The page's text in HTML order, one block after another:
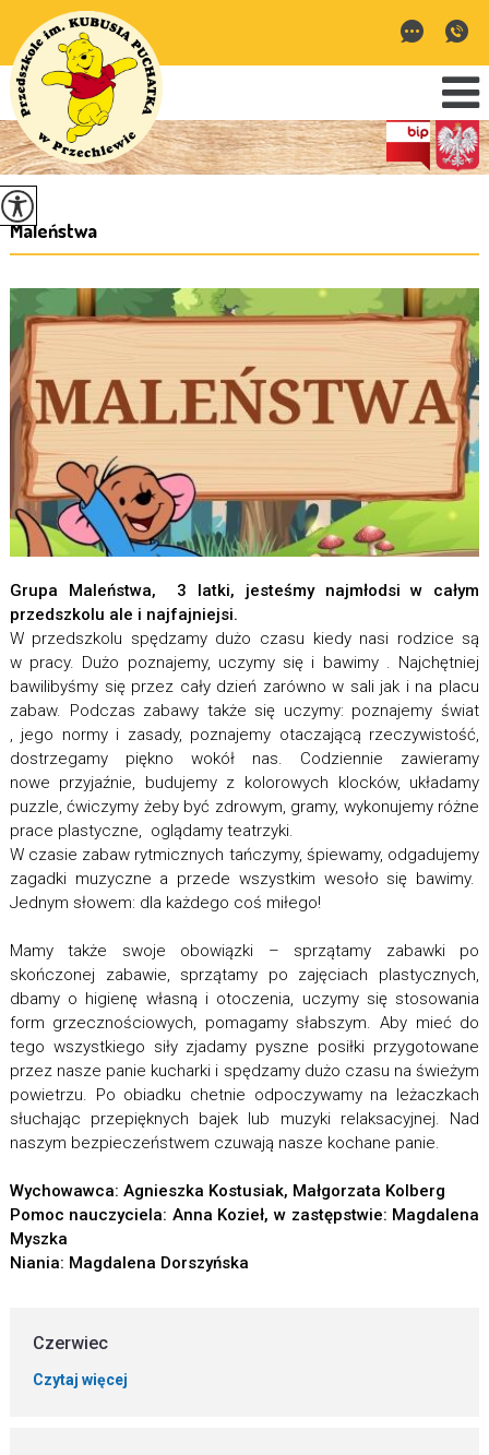
Maleństwa
Grupa Maleństwa, 3 latki, jesteśmy najmłodsi w całym
przedszkolu ale i najfajniejsi.
W przedszkolu spędzamy dużo czasu kiedy nasi rodzice są
w pracy. Dużo poznajemy, uczymy się i bawimy . Najchętniej
bawilibyśmy się przez cały dzień zarówno w sali jak i na placu
zabaw. Podczas zabawy także się uczymy: poznajemy świat
, jego normy i zasady, poznajemy otaczającą rzeczywistość,
dostrzegamy piękno wokół nas. Codziennie zawieramy
nowe przyjaźnie, budujemy z kolorowych klocków, układamy
puzzle, ćwiczymy żeby być zdrowym, gramy, wykonujemy różne
prace plastyczne, oglądamy teatrzyki.
W czasie zabaw rytmicznych tańczymy, śpiewamy, odgadujemy
zagadki muzyczne a przede wszystkim wesoło się bawimy.
Jednym słowem: dla każdego coś miłego!
Mamy także swoje obowiązki – sprzątamy zabawki po
skończonej zabawie, sprzątamy po zajęciach plastycznych,
dbamy o higienę własną i otoczenia, uczymy się stosowania
form grzecznościowych, pomagamy słabszym. Aby mieć do
tego wszystkiego siły zjadamy pyszne posiłki przygotowane
przez nasze panie kucharki i spędzamy dużo czasu na świeżym
powietrzu. Po obiadku chetnie odpoczywamy na leżaczkach
słuchając przepięknych bajek lub muzyki relaksacyjnej. Nad
naszym bezpieczeństwem czuwają nasze kochane panie.
Wychowawca: Agnieszka Kostusiak, Małgorzata Kolberg
Pomoc nauczyciela: Anna Kozieł, w zastępstwie: Magdalena
Myszka
Niania: Magdalena Dorszyńska
Czerwiec
Czytaj więcej